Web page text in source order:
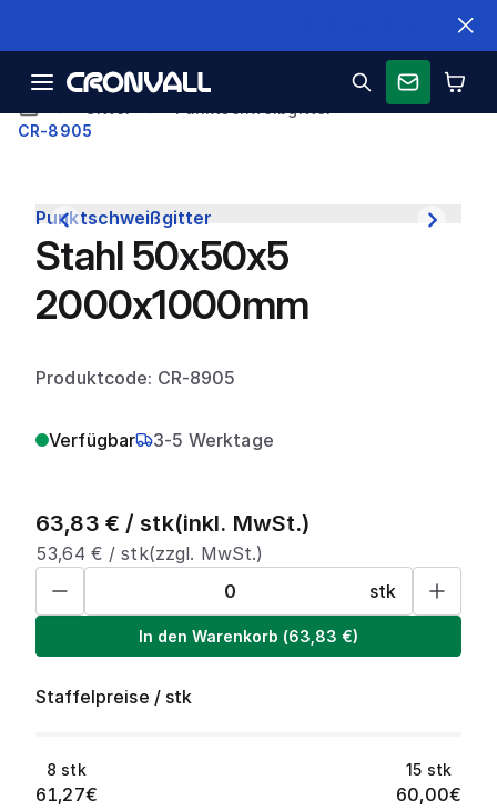
CR-8905
Punktschweißgitter
Stahl 50x50x5
2000x1000mm
Produktcode: CR-8905
Verfügbar 3-5 Werktage
63,83 € / stk(inkl. MwSt.)
53,64 € /stk(zzgl. MwSt.)
stk
In den Warenkorb (63,83 €)
Staffelpreise / stk
8 stk
61,27€
15 stk
60,00€